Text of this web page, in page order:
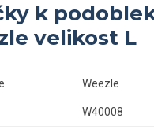
k
velikost L
Weezle
W40008